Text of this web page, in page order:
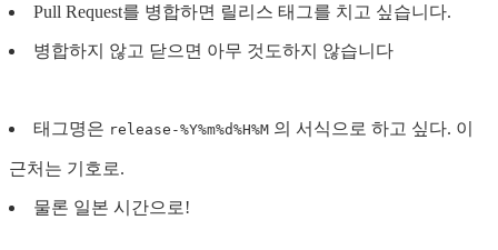
Pull Request를 병합하면 릴리스 태그를 치고 싶습니다.
병합하지 않고 닫으면 아무 것도하지 않습니다
태그명은 release-%Y%m%d%H%M 의 서식으로 하고 싶다. 이
근처는 기호로.
물론 일본 시간으로!